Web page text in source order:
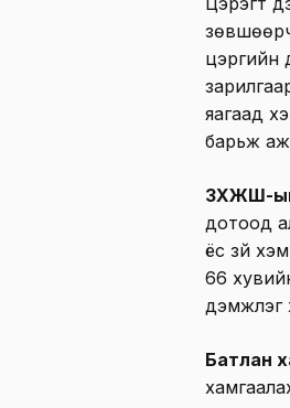
цэргийн
яагаад
барьж
ЗХЖШ-ын
дотоод
ёс зүй
66
дэмжлэг
Батлан